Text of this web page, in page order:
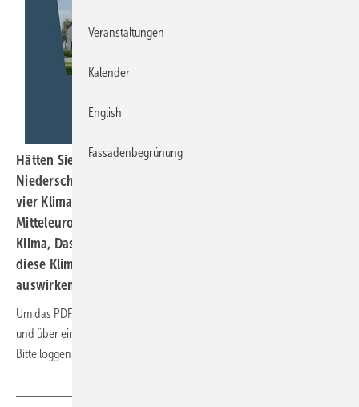
Hätten Sie es gewusst? In Österreich werden ja nach
Niederschlagsmenge, Schneedecke und Frühlingsbeginn
vier Klimabereiche charakterisiert: Das
Mitteleuropäisches Übergangsklima, Das Pannonische
Klima, Das Illyrische Klima und das Alpine Klima. Wie sich
diese Klimazonen auf die Bauweise in Spenglertechnik
auswirken erfahren Sie in dieser Fokusausgabe
Um das PDF herunterladen zu können, müssen Sie eingeloggt sein
und über ein laufendes Premium- oder Digital-Plus-Abo verfügen.
Bitte loggen Sie sich rechts oben ein.
Veranstaltungen
Kalender
English
Fassadenbegrünung